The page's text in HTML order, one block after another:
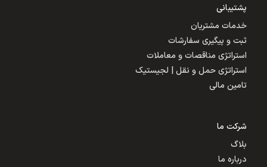
پشتیبانی
خدمات مشتریان
ثبت و پیگیری سفارشات
استراتژی مناقصات و معاملات
استراتژی حمل و نقل | لجیستیک
تامین مالی
شرکت ما
بلاگ
درباره ما